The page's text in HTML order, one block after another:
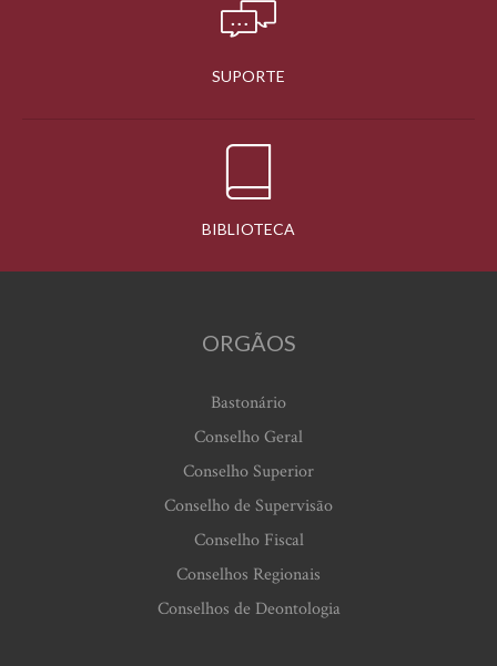
SUPORTE
BIBLIOTECA
ORGÃOS
Bastonário
Conselho Geral
Conselho Superior
Conselho de Supervisão
Conselho Fiscal
Conselhos Regionais
Conselhos de Deontologia